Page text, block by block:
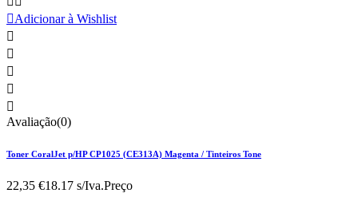
Adicionar à Wishlist





Avaliação(0)
Toner CoralJet p/HP CP1025 (CE313A) Magenta / Tinteiros Tone
22,35 €18.17 s/Iva.Preço